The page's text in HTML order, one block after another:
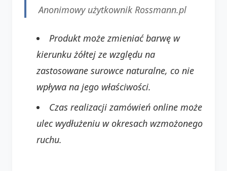
Anonimowy użytkownik Rossmann.pl
Produkt może zmieniać barwę w
kierunku żółtej ze względu na
zastosowane surowce naturalne, co nie
wpływa na jego właściwości.
Czas realizacji zamówień online może
ulec wydłużeniu w okresach wzmożonego
ruchu.